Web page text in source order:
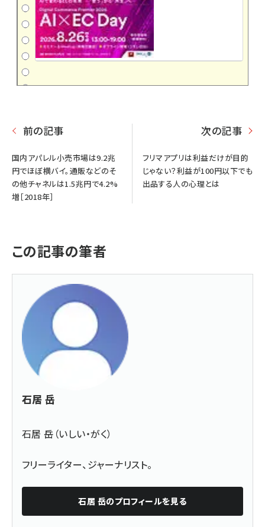
前の記事
国内アパレル小売市場は9.2兆
円でほぼ横バイ。通販などのそ
の他チャネルは1.5兆円で4.2%
増［2018年］
次の記事
フリマアプリは利益だけが目的
じゃない？利益が100円以下でも
出品する人の心理とは
この記事の筆者
石居 岳
石居 岳（いしい・がく）
フリーライター、ジャーナリスト。
石居 岳のプロフィールを見る